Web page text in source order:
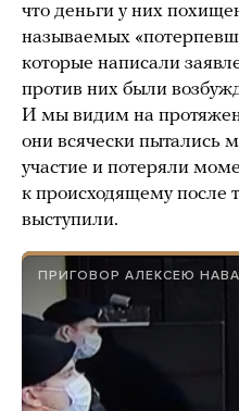
что деньги у них
называемых
которые написали
против них были
И мы видим на
они всячески пытались
участие и потеряли
к происходящему после
выступили.
ПРИГОВОР АЛЕКСЕЮ